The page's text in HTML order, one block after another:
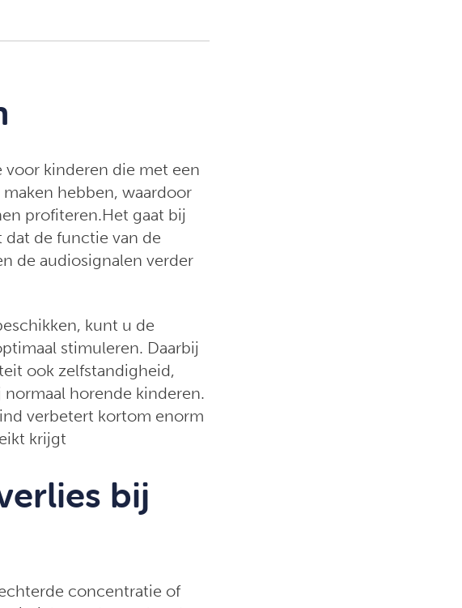
kinderen die met een
hebben, waardoor
profiteren.Het gaat bij
de functie van de
de audiosignalen verder
kunt u de
stimuleren. Daarbij
ook zelfstandigheid,
horende kinderen.
verbetert kortom enorm
krijgt
bij
concentratie of